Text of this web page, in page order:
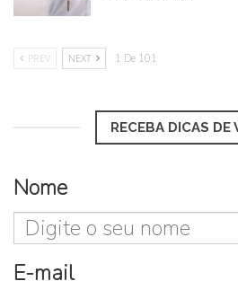
PREV NEXT 1 De 101
RECEBA DICAS DE
Nome
E-mail